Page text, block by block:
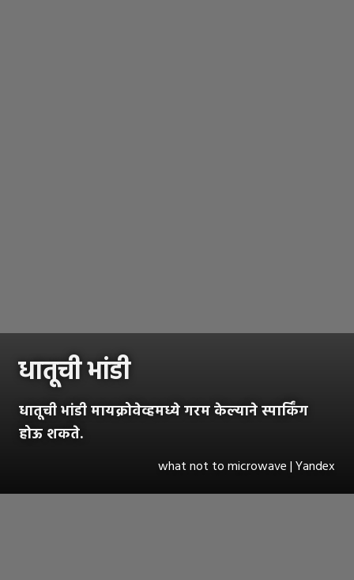
धातूची भांडी
धातूची भांडी मायक्रोवेव्हमध्ये गरम केल्याने स्पार्किंग
होऊ शकते.
what not to microwave | Yandex